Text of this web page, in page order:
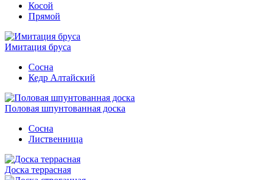
Косой
Прямой
Имитация бруса
Сосна
Кедр Алтайский
Половая шпунтованная доска
Сосна
Лиственница
Доска террасная